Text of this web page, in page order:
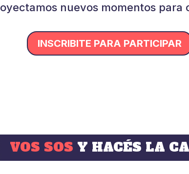
nuevos momentos para
INSCRIBITE PARA PARTICIPAR
VOS SOS Y HACÉS LA